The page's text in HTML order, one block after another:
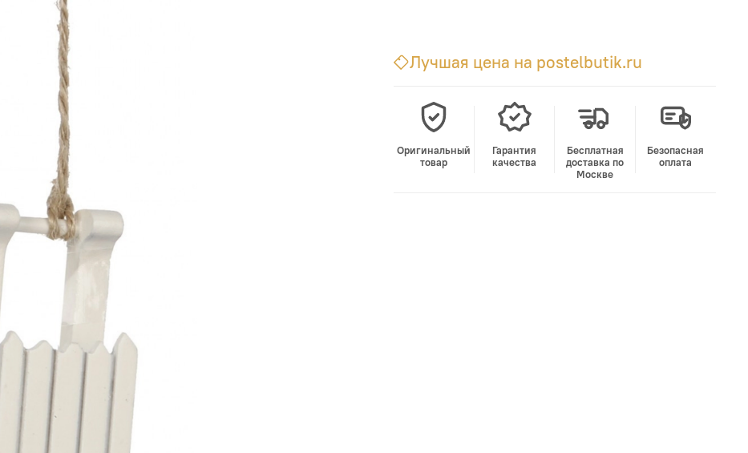
Лучшая цена на postelbutik.ru
Оригинальный
товар
Гарантия
качества
Бесплатная
доставка по
Москве
Безопасная
оплата